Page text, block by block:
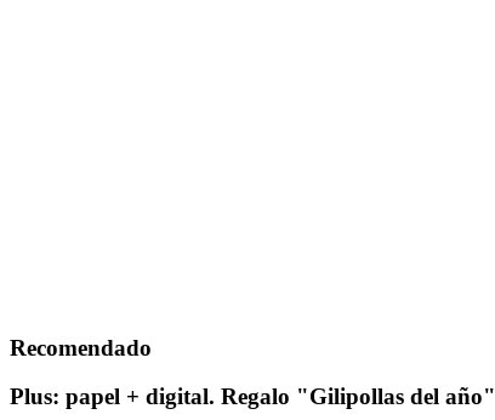
Recomendado
Plus: papel + digital. Regalo "Gilipollas del año"